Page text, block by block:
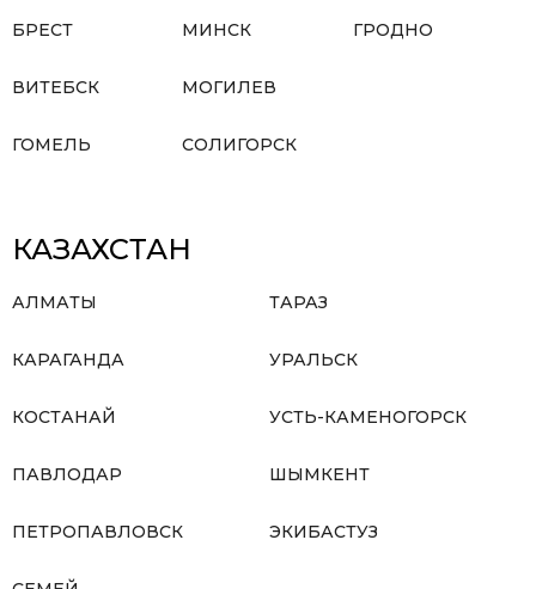
БРЕСТ
ВИТЕБСК
ГОМЕЛЬ
МИНСК
МОГИЛЕВ
СОЛИГОРСК
ГРОДНО
КАЗАХСТАН
АЛМАТЫ
КАРАГАНДА
КОСТАНАЙ
ПАВЛОДАР
ПЕТРОПАВЛОВСК
ТАРАЗ
УРАЛЬСК
УСТЬ-КАМЕНОГОРСК
ШЫМКЕНТ
ЭКИБАСТУЗ